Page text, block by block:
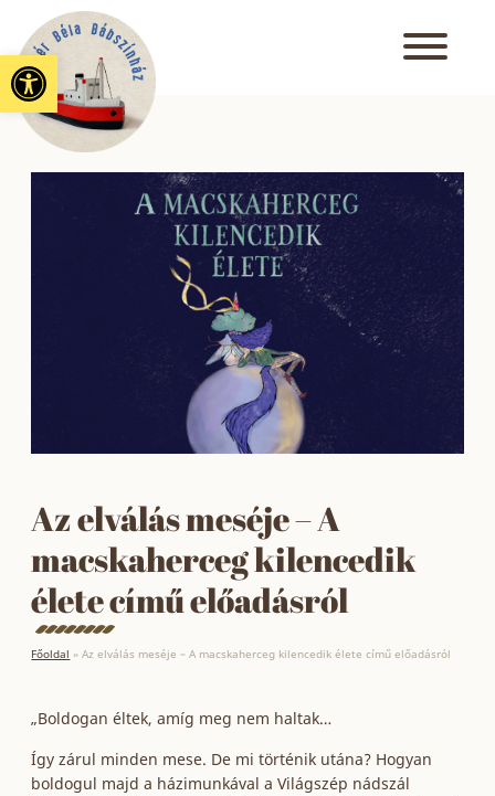
Eszköztár megnyitása
Az elválás meséje – A
macskaherceg kilencedik
élete című előadásról
Főoldal »Az elválás meséje – A macskaherceg kilencedik élete című előadásról
„Boldogan éltek, amíg meg nem haltak…
Így zárul minden mese. De mi történik utána? Hogyan
boldogul majd a házimunkával a Világszép nádszál